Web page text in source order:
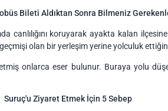
Bileti Aldıktan Sonra Bilmeniz
canlılığını koruyarak ayakta kalan
olan bir yerleşim yerine yolculuk
onlarca eser bulunur. Buraya yolu
Suruç'u Ziyaret Etmek İçin 5 Sebep